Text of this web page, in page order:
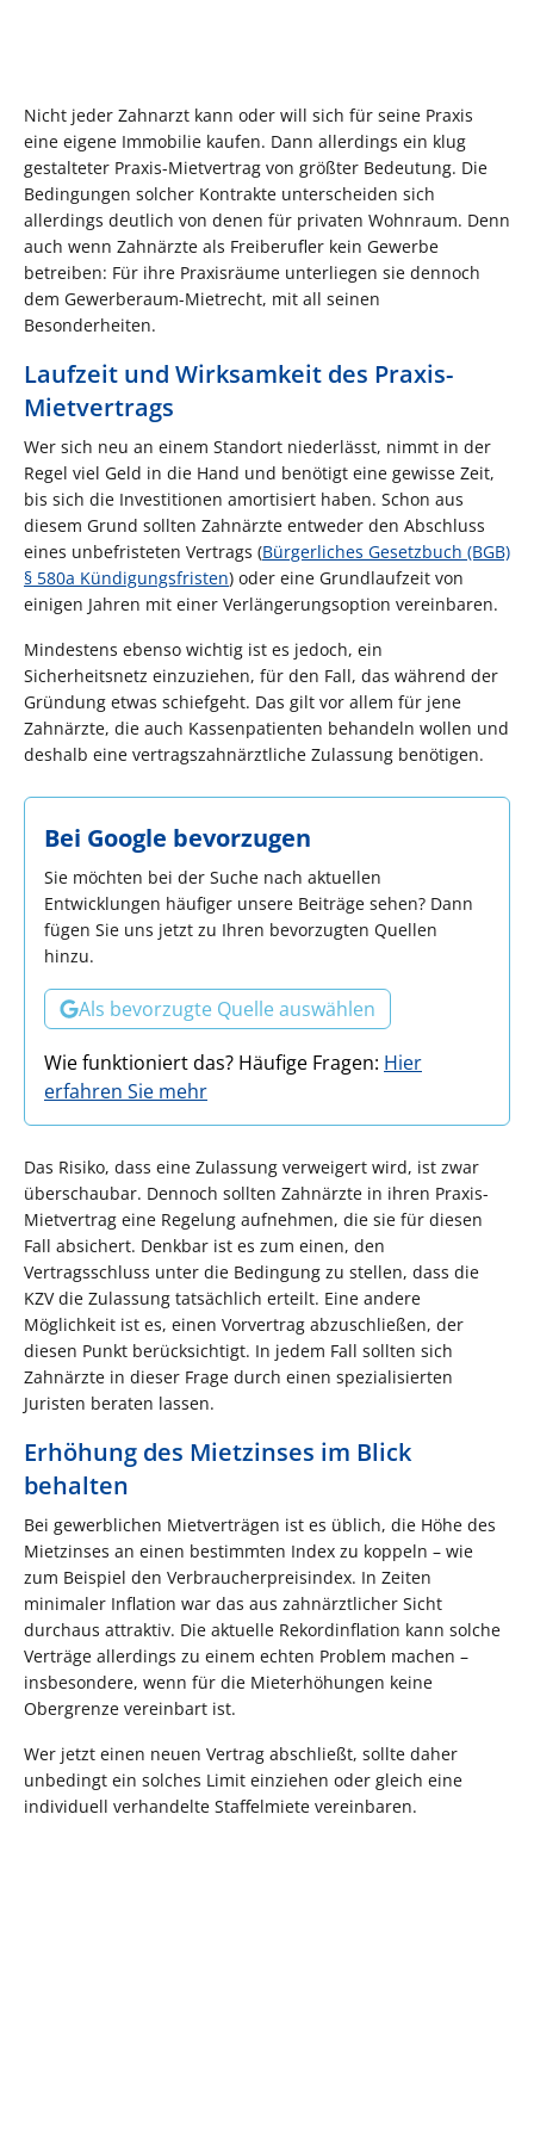
Nicht jeder Zahnarzt kann oder will sich für seine Praxis
eine eigene Immobilie kaufen. Dann allerdings ein klug
gestalteter Praxis-Mietvertrag von größter Bedeutung. Die
Bedingungen solcher Kontrakte unterscheiden sich
allerdings deutlich von denen für privaten Wohnraum. Denn
auch wenn Zahnärzte als Freiberufler kein Gewerbe
betreiben: Für ihre Praxisräume unterliegen sie dennoch
dem Gewerberaum-Mietrecht, mit all seinen
Besonderheiten.
Laufzeit und Wirksamkeit des Praxis-
Mietvertrags
Wer sich neu an einem Standort niederlässt, nimmt in der
Regel viel Geld in die Hand und benötigt eine gewisse Zeit,
bis sich die Investitionen amortisiert haben. Schon aus
diesem Grund sollten Zahnärzte entweder den Abschluss
eines unbefristeten Vertrags (Bürgerliches Gesetzbuch (BGB)
§ 580a Kündigungsfristen) oder eine Grundlaufzeit von
einigen Jahren mit einer Verlängerungsoption vereinbaren.
Mindestens ebenso wichtig ist es jedoch, ein
Sicherheitsnetz einzuziehen, für den Fall, das während der
Gründung etwas schiefgeht. Das gilt vor allem für jene
Zahnärzte, die auch Kassenpatienten behandeln wollen und
deshalb eine vertragszahnärztliche Zulassung benötigen.
Bei Google bevorzugen
Sie möchten bei der Suche nach aktuellen
Entwicklungen häufiger unsere Beiträge sehen? Dann
fügen Sie uns jetzt zu Ihren bevorzugten Quellen
hinzu.
Als bevorzugte Quelle auswählen
Wie funktioniert das? Häufige Fragen: Hier
erfahren Sie mehr
Das Risiko, dass eine Zulassung verweigert wird, ist zwar
überschaubar. Dennoch sollten Zahnärzte in ihren Praxis-
Mietvertrag eine Regelung aufnehmen, die sie für diesen
Fall absichert. Denkbar ist es zum einen, den
Vertragsschluss unter die Bedingung zu stellen, dass die
KZV die Zulassung tatsächlich erteilt. Eine andere
Möglichkeit ist es, einen Vorvertrag abzuschließen, der
diesen Punkt berücksichtigt. In jedem Fall sollten sich
Zahnärzte in dieser Frage durch einen spezialisierten
Juristen beraten lassen.
Erhöhung des Mietzinses im Blick
behalten
Bei gewerblichen Mietverträgen ist es üblich, die Höhe des
Mietzinses an einen bestimmten Index zu koppeln – wie
zum Beispiel den Verbraucherpreisindex. In Zeiten
minimaler Inflation war das aus zahnärztlicher Sicht
durchaus attraktiv. Die aktuelle Rekordinflation kann solche
Verträge allerdings zu einem echten Problem machen –
insbesondere, wenn für die Mieterhöhungen keine
Obergrenze vereinbart ist.
Wer jetzt einen neuen Vertrag abschließt, sollte daher
unbedingt ein solches Limit einziehen oder gleich eine
individuell verhandelte Staffelmiete vereinbaren.